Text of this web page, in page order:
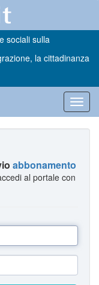
sociali sulla
la cittadinanza
abbonamento
al portale con